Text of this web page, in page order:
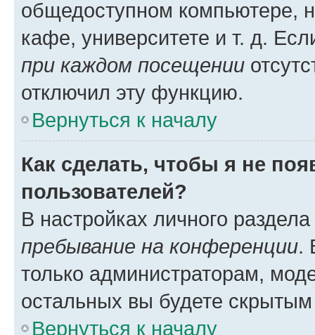
общедоступном компьютере,
кафе, университете и т. д.
при каждом посещении
отключил эту функцию.
Вернуться к началу
Как сделать, чтобы я не
пользователей?
В настройках личного
пребывание на конференции.
только администраторам,
остальных вы будете
Вернуться к началу